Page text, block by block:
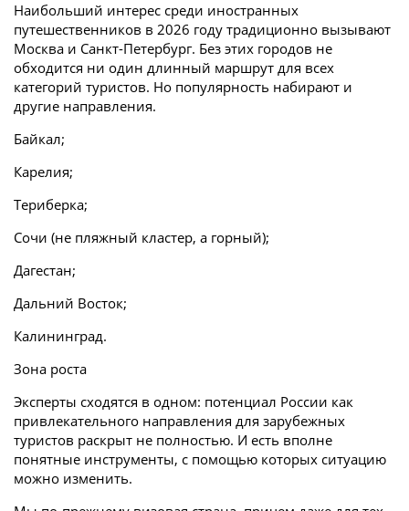
Наибольший интерес среди иностранных
путешественников в 2026 году традиционно вызывают
Москва и Санкт-Петербург. Без этих городов не
обходится ни один длинный маршрут для всех
категорий туристов. Но популярность набирают и
другие направления.
Байкал;
Карелия;
Териберка;
Сочи (не пляжный кластер, а горный);
Дагестан;
Дальний Восток;
Калининград.
Зона роста
Эксперты сходятся в одном: потенциал России как
привлекательного направления для зарубежных
туристов раскрыт не полностью. И есть вполне
понятные инструменты, с помощью которых ситуацию
можно изменить.